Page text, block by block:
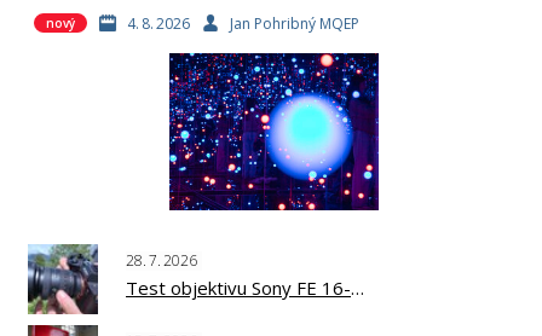
Zapomněli jste heslo?
Měli jste účet na starém webu?
nový 4. 8.2026 Jan Pohribný MQEP
28.7.2026
Test objektivu Sony FE 16-25mm f/2.8 G